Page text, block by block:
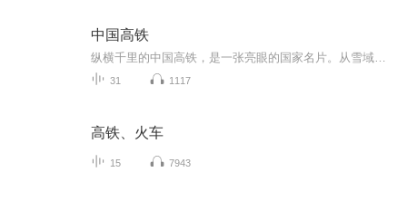
中国高铁
31 1117
高铁、火车
15 7943